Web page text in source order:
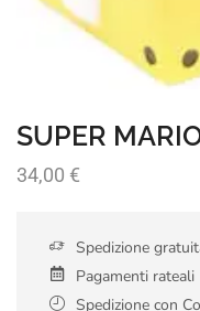
SUPER
34,00 €
Spedizione
Pagamenti rateali
Spedizione con